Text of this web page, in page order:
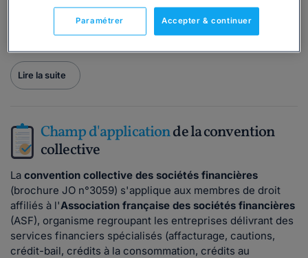
durée du travail;
congés et RTT;
Lire la suite
Champ d'applicationde la convention
collective
La convention collective des sociétés financières
(brochure JO n°3059) s'applique aux membres de droit
affiliés à l'Association française des sociétés financières
(ASF), organisme regroupant les entreprises délivrant des
services financiers spécialisés (affacturage, cautions,
crédit-bail, crédits à la consommation, crédits au
Accepter & continuer
Paramétrer